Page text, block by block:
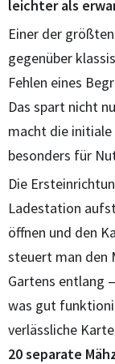
leichter als
Einer der
gegenüber
Fehlen eines
Das spart nicht
macht die
besonders für
Die
Ladestation
öffnen und den
steuert man den
Gartens entlang
was gut
verlässliche
20 separate